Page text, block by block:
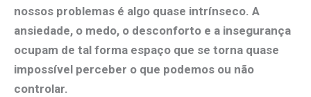
nossos problemas é algo quase intrínseco. A
ansiedade, o medo, o desconforto e a insegurança
ocupam de tal forma espaço que se torna quase
impossível perceber o que podemos ou não
controlar.